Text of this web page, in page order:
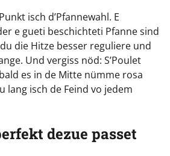
isch d’Pfannewahl. E
e gueti beschichteti Pfanne sind
die Hitze besser reguliere und
Und vergiss nöd: S’Poulet
es in de Mitte nümme rosa
lang isch de Feind vo jedem
dezue passet